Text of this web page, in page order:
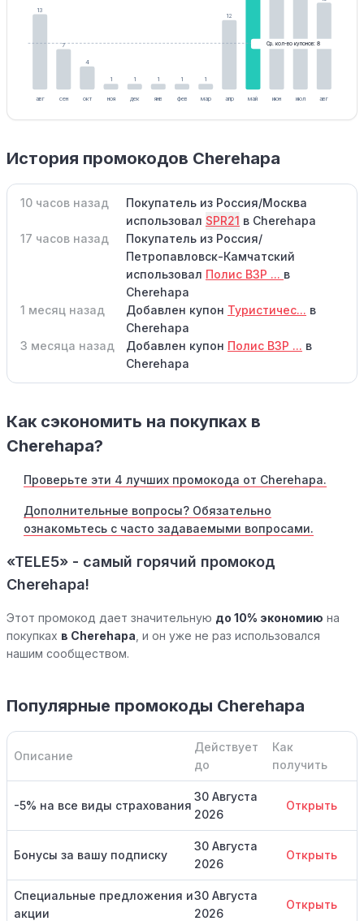
13
авг
7
сен
4
окт
1
ноя
1
дек
1
янв
1
фев
1
мар
12
апр май июн июл авг
Ср. кол-во купонов: 8
История промокодов Cherehapa
10 часов назад
Покупатель из Россия/Москва
использовал SPR21 в Cherehapa
17 часов назад
Покупатель из Россия/
Петропавловск-Камчатский
использовал Полис ВЗР ... в
Cherehapa
1 месяц назад
Добавлен купон Туристичес... в
Cherehapa
3 месяца назад
Добавлен купон Полис ВЗР ... в
Cherehapa
Как сэкономить на покупках в
Cherehapa?
Проверьте эти 4 лучших промокода от Cherehapa.
Дополнительные вопросы? Обязательно
ознакомьтесь с часто задаваемыми вопросами.
«TELE5» - самый горячий промокод
Cherehapa!
Этот промокод дает значительную до 10% экономию на
покупках в Cherehapa , и он уже не раз использовался
нашим сообществом.
Популярные промокоды Cherehapa
Описание
Действует
до
Как
получить
-5% на все виды страхования
30 Августа
2026
Открыть
Бонусы за вашу подписку
30 Августа
2026
Открыть
Специальные предложения и
акции
30 Августа
2026
Открыть